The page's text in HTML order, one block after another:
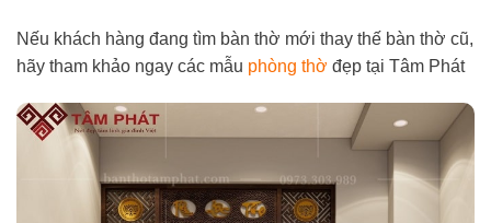
Nếu khách hàng đang tìm bàn thờ mới thay thế bàn thờ cũ,
hãy tham khảo ngay các mẫu phòng thờ đẹp tại Tâm Phát